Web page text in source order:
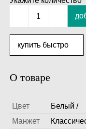
1
купить быстро
О товаре
Цвет
Белый /
Манжет